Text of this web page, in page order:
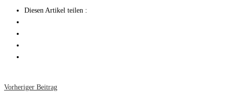
Diesen Artikel teilen :
Vorheriger Beitrag